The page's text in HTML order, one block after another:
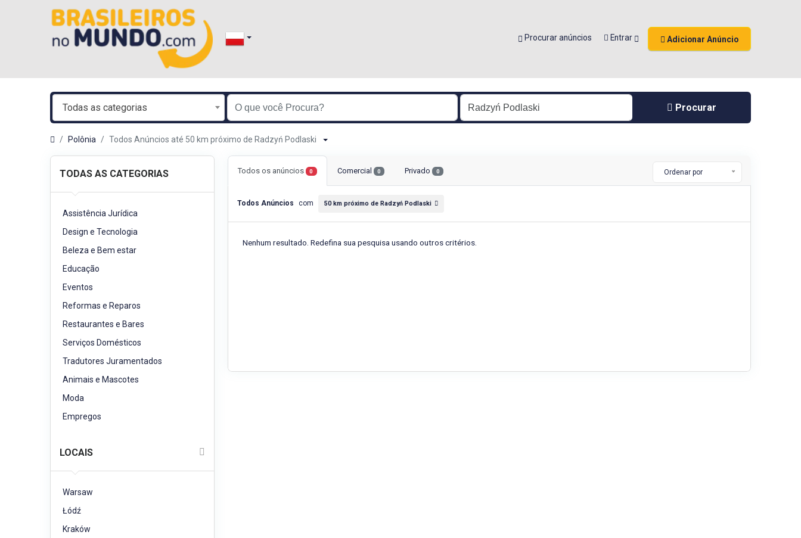
Procurar anúncios Entrar Adicionar Anúncio
Todas as categorias Procurar
Polônia Todos Anúncios até 50 km próximo de Radzyń Podlaski
TODAS AS CATEGORIAS
Assistência Jurídica
Design e Tecnologia
Beleza e Bem estar
Educação
Eventos
Reformas e Reparos
Restaurantes e Bares
Serviços Domésticos
Tradutores Juramentados
Animais e Mascotes
Moda
Empregos
LOCAIS
Warsaw
Łódź
Kraków
Todos os anúncios 0 Comercial 0 Privado 0 Ordenar por
Todos Anúncios com 50 km próximo de Radzyń Podlaski
Nenhum resultado. Redefina sua pesquisa usando outros critérios.